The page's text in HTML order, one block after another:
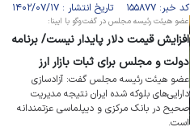
کد خبر: ۱۵۵۸۷۷ تاریخ انتشار : ۱۴۰۲/۰۷/۱۷
عضو هیئت رئیسه مجلس در گفت‌وگو با ایبنا:
افزایش قیمت دلار پایدار نیست/ برنامه
دولت و مجلس برای ثبات بازار ارز
عضو هیئت رئیسه مجلس گفت: آزادسازی
دارایی‌های بلوکه شده ایران نتیجه مدیریت
صحیح در بانک مرکزی و دیپلماسی عزتمندانه
است.